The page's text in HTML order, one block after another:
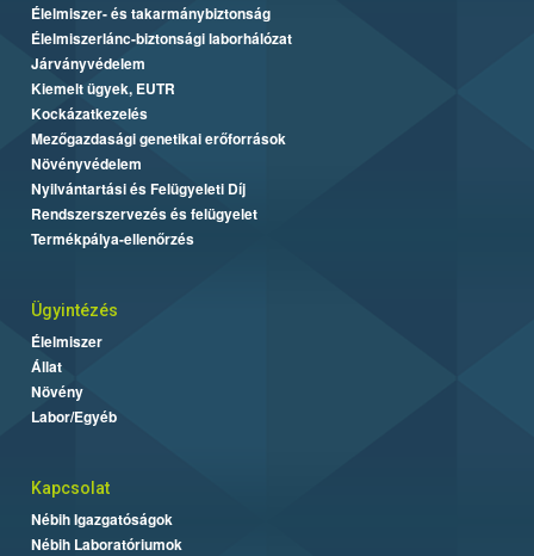
Élelmiszer- és takarmánybiztonság
Élelmiszerlánc-biztonsági laborhálózat
Járványvédelem
Kiemelt ügyek, EUTR
Kockázatkezelés
Mezőgazdasági genetikai erőforrások
Növényvédelem
Nyilvántartási és Felügyeleti Díj
Rendszerszervezés és felügyelet
Termékpálya-ellenőrzés
Ügyintézés
Élelmiszer
Állat
Növény
Labor/Egyéb
Kapcsolat
Nébih Igazgatóságok
Nébih Laboratóriumok